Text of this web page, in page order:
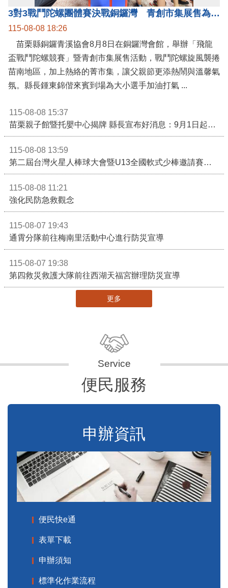
3對3戰鬥陀螺團體賽決戰銅鑼灣 青創市集展售為父親節增添繽紛
115-08-08 18:26
苗栗縣銅鑼青溪協會8月8日在銅鑼灣會館，舉辦「飛龍
盃戰鬥陀螺競賽」暨青創市集展售活動，戰鬥陀螺旋風襲捲
苗南地區，加上熱絡的菁市集，讓父親節更添熱鬧與溫馨氣
115-08-08 15:37
115-08-08 13:59
115-08-08 11:21
強化民防急救觀念
115-08-07 19:43
通霄分隊前往梅南里活動中心進行防災宣導
115-08-07 19:38
第四救災救護大隊前往西湖天福宮辦理防災宣導
更多
便民服務
申辦資訊
便民快e通
表單下載
申辦須知
標準化作業流程